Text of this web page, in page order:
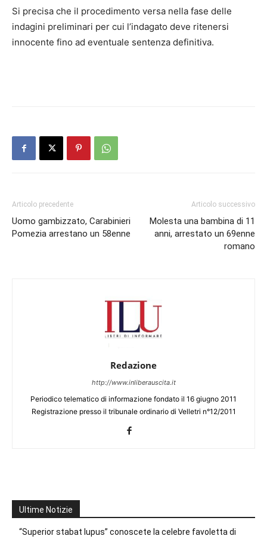
Si precisa che il procedimento versa nella fase delle
indagini preliminari per cui l’indagato deve ritenersi
innocente fino ad eventuale sentenza definitiva.
Articolo precedente
Uomo gambizzato, Carabinieri
Pomezia arrestano un 58enne
Articolo successivo
Molesta una bambina di 11
anni, arrestato un 69enne
romano
Redazione
http://www.inliberauscita.it
Periodico telematico di informazione fondato il 16 giugno 2011
Registrazione presso il tribunale ordinario di Velletri n°12/2011
Ultime Notizie
“Superior stabat lupus” conoscete la celebre favoletta di